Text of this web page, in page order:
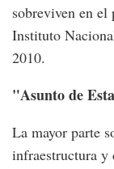
sobreviven en
Instituto
2010.
"Asunto de
La mayor parte
infraestructura y